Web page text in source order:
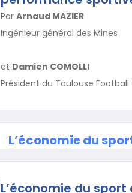
Par Arnaud MAZIER
Ingénieur général des Mines
et Damien COMOLLI
Président du Toulouse Football
L’économie du
L’économie du